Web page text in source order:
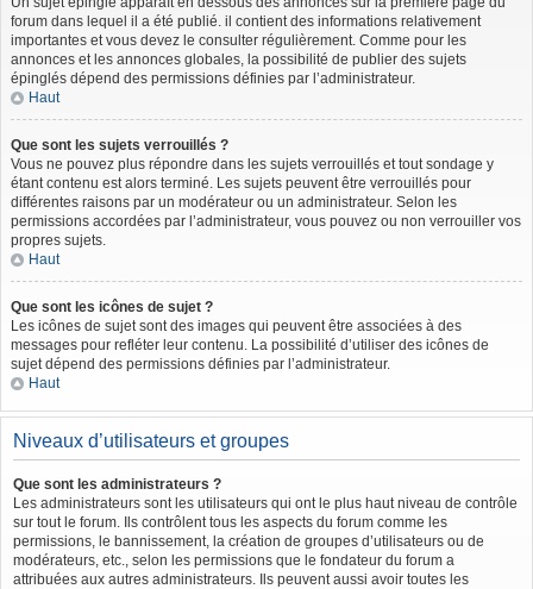
forum dans lequel il a été publié. il contient des informations relativement
importantes et vous devez le consulter régulièrement. Comme pour les
annonces et les annonces globales, la possibilité de publier des sujets
épinglés dépend des permissions définies par l’administrateur.
Haut
Que sont les sujets verrouillés ?
Vous ne pouvez plus répondre dans les sujets verrouillés et tout sondage y
étant contenu est alors terminé. Les sujets peuvent être verrouillés pour
différentes raisons par un modérateur ou un administrateur. Selon les
permissions accordées par l’administrateur, vous pouvez ou non verrouiller vos
propres sujets.
Haut
Que sont les icônes de sujet ?
Les icônes de sujet sont des images qui peuvent être associées à des
messages pour refléter leur contenu. La possibilité d’utiliser des icônes de
sujet dépend des permissions définies par l’administrateur.
Haut
Niveaux d’utilisateurs et groupes
Que sont les administrateurs ?
Les administrateurs sont les utilisateurs qui ont le plus haut niveau de contrôle
sur tout le forum. Ils contrôlent tous les aspects du forum comme les
permissions, le bannissement, la création de groupes d’utilisateurs ou de
modérateurs, etc., selon les permissions que le fondateur du forum a
attribuées aux autres administrateurs. Ils peuvent aussi avoir toutes les